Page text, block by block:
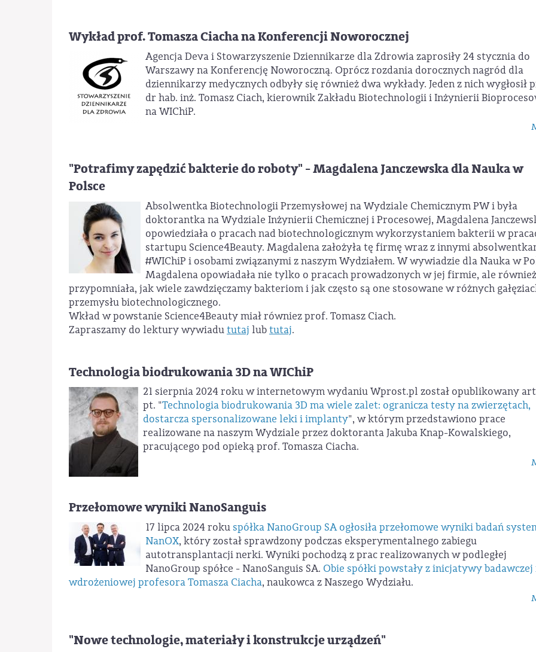
Wykład prof. Tomasza Ciacha na Konferencji Noworocznej
Agencja Deva i Stowarzyszenie Dziennikarze dla Zdrowia zaprosiły 24 stycznia do
Warszawy na Konferencję Noworoczną. Oprócz rozdania dorocznych nagród dla
dziennikarzy medycznych odbyły się również dwa wykłady. Jeden z nich wygłosił
dr hab. inż. Tomasz Ciach, kierownik Zakładu Biotechnologii i Inżynierii
na WIChiP.
"Potrafimy zapędzić bakterie do roboty" - Magdalena Janczewska dla Nauka w
Polsce
Absolwentka Biotechnologii Przemysłowej na Wydziale Chemicznym PW i była
doktorantka na Wydziale Inżynierii Chemicznej i Procesowej, Magdalena
opowiedziała o pracach nad biotechnologicznym wykorzystaniem bakterii w
startupu Science4Beauty. Magdalena założyła tę firmę wraz z innymi
#WIChiP i osobami związanymi z naszym Wydziałem. W wywiadzie dla Nauka w
Magdalena opowiadała nie tylko o pracach prowadzonych w jej firmie, ale również
przypomniała, jak wiele zawdzięczamy bakteriom i jak często są one stosowane w różnych
przemysłu biotechnologicznego.
Wkład w powstanie Science4Beauty miał równiez prof. Tomasz Ciach.
Zapraszamy do lektury wywiadututaj lubtutaj.
Technologia biodrukowania 3D na WIChiP
21 sierpnia 2024 roku w internetowym wydaniu Wprost.pl został opublikowany
pt. "Technologia biodrukowania 3D ma wiele zalet: ogranicza testy na zwierzętach,
dostarcza spersonalizowane leki i implanty", w którym przedstawiono prace
realizowane na naszym Wydziale przez doktoranta Jakuba Knap-Kowalskiego,
pracującego pod opieką prof. Tomasza Ciacha.
Przełomowe wyniki NanoSanguis
17 lipca 2024 roku spółka NanoGroup SA ogłosiła przełomowe wyniki badań
NanOX, który został sprawdzony podczas eksperymentalnego zabiegu
autotransplantacji nerki. Wyniki pochodzą z prac realizowanych w podległej
NanoGroup spółce - NanoSanguis SA. Obie spółki powstały z inicjatywy badawczej
wdrożeniowej profesora Tomasza Ciacha, naukowca z Naszego Wydziału.
"Nowe technologie, materiały i konstrukcje urządzeń"